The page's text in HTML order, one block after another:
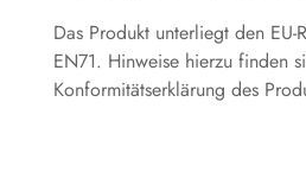
Das Produkt unterliegt den
EN71. Hinweise hierzu finden
Konformitätserklärung des